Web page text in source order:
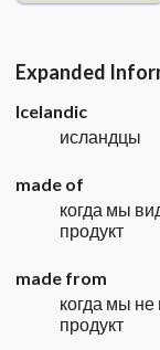
Expanded
Icelandic
исландцы
made of
когда мы
продукт
made from
когда мы не
продукт